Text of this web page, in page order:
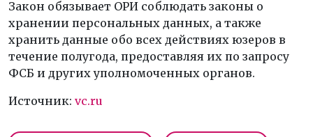
Закон обязывает ОРИ соблюдать законы о
хранении персональных данных, а также
хранить данные обо всех действиях юзеров в
течение полугода, предоставляя их по запросу
ФСБ и других уполномоченных органов.
Источник: vc.ru